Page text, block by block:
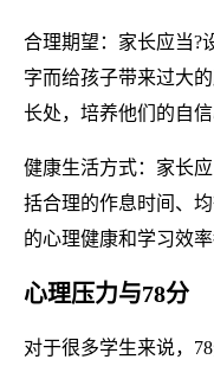
合理期望：家长应当?
字而给孩子带来过大
长处，培养他们的自信
健康生活方式：家长
括合理的作息时间、
的心理健康和学习效
心理压力与78分
对于很多学生来说，